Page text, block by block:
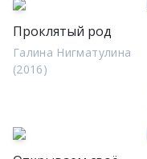
Проклятый род
Галина Нигматулина
(2016)